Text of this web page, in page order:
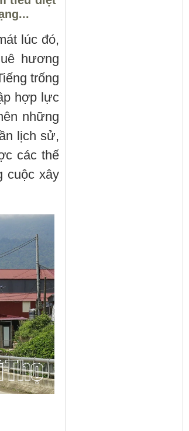
lúc đó,
hương
trống
hợp lực
những
lịch sử,
các thế
cuộc xây